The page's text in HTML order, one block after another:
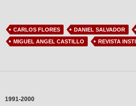
CARLOS FLORES DANIEL SALVADOR
MIGUEL ANGEL CASTILLO
REVISTA
1991-2000